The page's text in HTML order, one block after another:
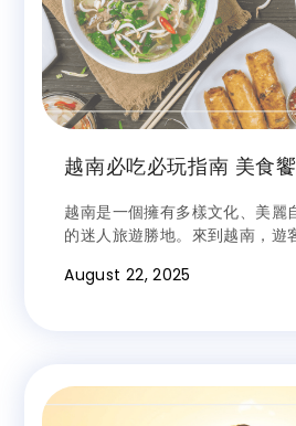
越南必吃必玩指南 美食
越南是一個擁有多樣文化、美麗
的迷人旅遊勝地。來到越南，遊
是到訪越南時必須嘗試的美食和
August 22, 2025